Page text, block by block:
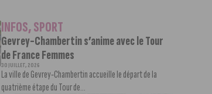
INFOS,SPORT
Gevrey-Chambertin s’anime avec le Tour
de France Femmes
30 JUILLET, 2026
La ville de Gevrey-Chambertin accueille le départ de la
quatrième étape du Tour de...